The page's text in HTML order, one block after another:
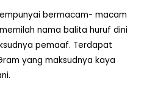
bermacam- macam
nama balita huruf dini
pemaaf. Terdapat
yang maksudnya kaya